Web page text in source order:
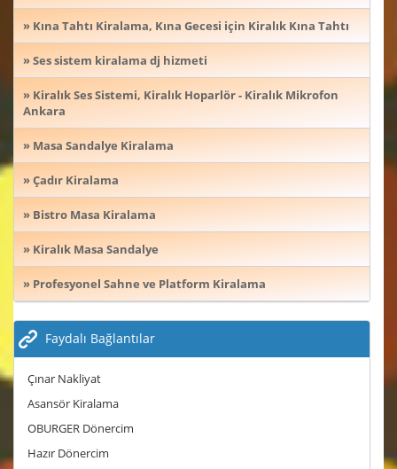
» Kına Tahtı Kiralama, Kına Gecesi için Kiralık Kına Tahtı
» Ses sistem kiralama dj hizmeti
» Kiralık Ses Sistemi, Kiralık Hoparlör - Kiralık Mikrofon
Ankara
» Masa Sandalye Kiralama
» Çadır Kiralama
» Bistro Masa Kiralama
» Kiralık Masa Sandalye
» Profesyonel Sahne ve Platform Kiralama
Faydalı Bağlantılar
Çınar Nakliyat
Asansör Kiralama
OBURGER Dönercim
Hazır Dönercim